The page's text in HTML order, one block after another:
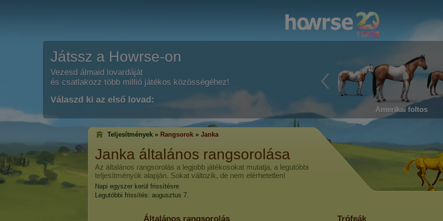
Játssz a Howrse-on
Vezesd álmaid lovardáját
és csatlakozz több millió játékos közösségéhez!
Válaszd ki az első lovad:
Amerikai foltos
Teljesítmények » Rangsorok » Janka
Janka általános rangsorolása
Az általános rangsorolás a legjobb játékosokat mutatja, a legutóbbi
teljesítményük alapján. Sokat változik, de nem elérhetetlen!
Napi egyszer kerül frissítésre.
Legutóbbi frissítés: augusztus 7.
Általános rangsorolás Trófeák